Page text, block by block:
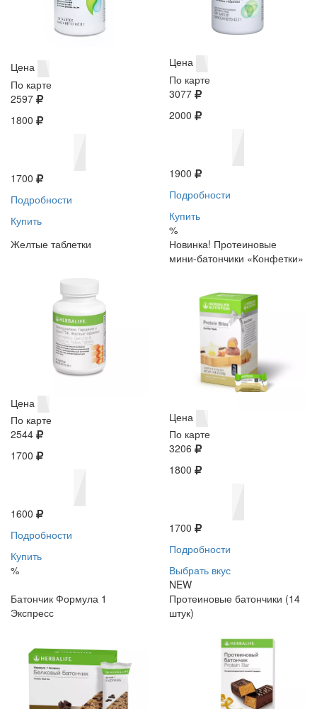
Цена
По карте
2597
1800
1700
Подробности
Купить
Цена
По карте
3077
2000
1900
Подробности
Купить
%
Желтые таблетки
Цена
По карте
2544
1700
1600
Подробности
Купить
%
Новинка! Протеиновые
мини-батончики «Конфетки»
Цена
По карте
3206
1800
1700
Подробности
Выбрать вкус
NEW
Батончик Формула 1
Экспресс
Протеиновые батончики (14
штук)